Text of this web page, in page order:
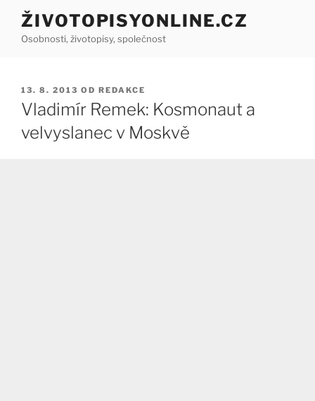
Přejít
obsahu
ŽIVOTOPISYONLINE.CZ
Osobnosti, životopisy, společnost
PUBLIKOVÁNO
13. 8. 2013 OD REDAKCE
Vladimír Remek: Kosmonaut a
velvyslanec v Moskvě